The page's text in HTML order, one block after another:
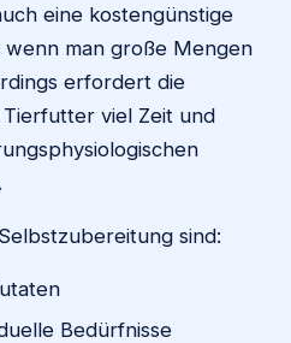
eine kostengünstige
man große Mengen
erfordert die
viel Zeit und
sind:
Bedürfnisse